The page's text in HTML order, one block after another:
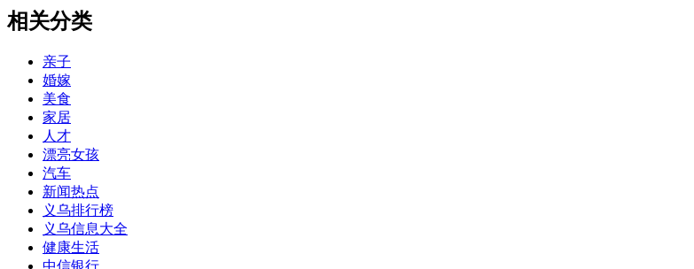
相关分类
亲子
婚嫁
美食
家居
人才
漂亮女孩
汽车
新闻热点
义乌排行榜
义乌信息大全
健康生活
中信银行